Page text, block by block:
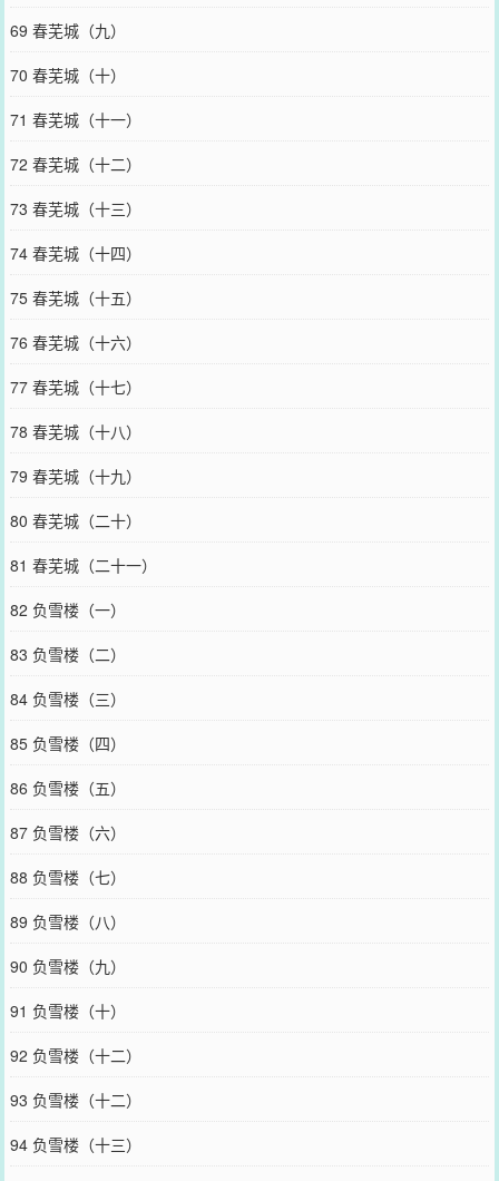
69 春芜城（九）
70 春芜城（十）
71 春芜城（十一）
72 春芜城（十二）
73 春芜城（十三）
74 春芜城（十四）
75 春芜城（十五）
76 春芜城（十六）
77 春芜城（十七）
78 春芜城（十八）
79 春芜城（十九）
80 春芜城（二十）
81 春芜城（二十一）
82 负雪楼（一）
83 负雪楼（二）
84 负雪楼（三）
85 负雪楼（四）
86 负雪楼（五）
87 负雪楼（六）
88 负雪楼（七）
89 负雪楼（八）
90 负雪楼（九）
91 负雪楼（十）
92 负雪楼（十二）
93 负雪楼（十二）
94 负雪楼（十三）